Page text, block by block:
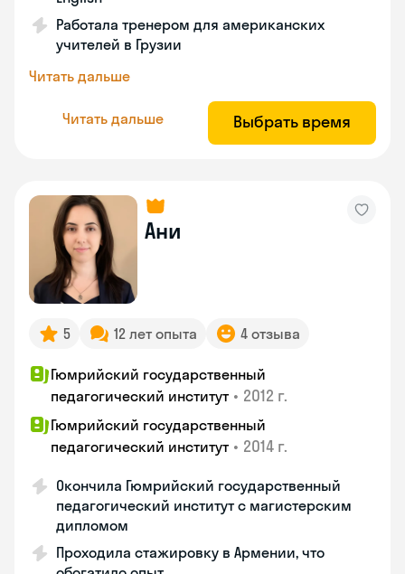
Работала тренером для американских
учителей в Грузии
Читать дальше
Читать дальше Выбрать время
Ани
5 12 лет опыта 4 отзыва
Гюмрийский государственный
педагогический институт • 2012 г.
Гюмрийский государственный
педагогический институт • 2014 г.
Окончила Гюмрийский государственный
педагогический институт с магистерским
дипломом
Проходила стажировку в Армении, что